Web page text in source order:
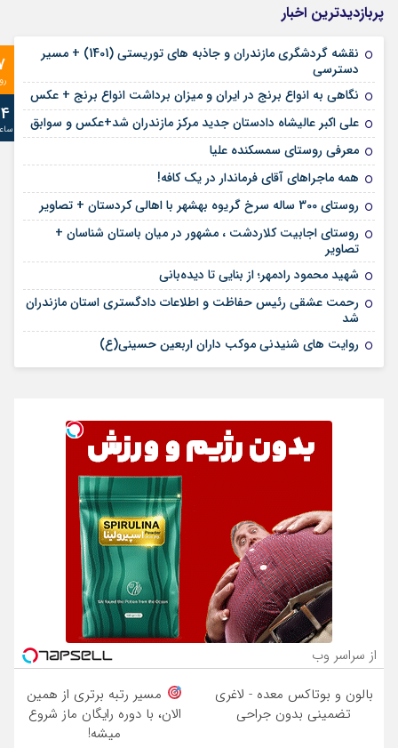
پربازدیدترین اخبار
نقشه گردشگری مازندران و جاذبه های توریستی (1401) + مسیر
دسترسی
نگاهی به انواع برنج در ایران و میزان برداشت انواع برنج + عکس
علی‌ اکبر عالیشاه دادستان جدید مرکز مازندران شد+عکس و سوابق
معرفی روستای سمسکنده علیا
همه ماجراهای آقای فرماندار در یک کافه!
روستای 300 ساله سرخ ‌گریوه بهشهر با اهالی کردستان + تصاویر
روستای اجابیت کلاردشت ، مشهور در میان باستان شناسان +
تصاویر
شهید محمود رادمهر؛ از بنایی تا دیده‌بانی
رحمت عشقی رئیس حفاظت و اطلاعات دادگستری استان مازندران
شد
روایت های شنیدنی موکب داران اربعین حسینی(ع)
از سراسر وب
بالون و بوتاکس معده - لاغری
تضمینی بدون جراحی
مسیر رتبه برتری از همین
الان، با دوره رایگان ماز شروع
میشه!